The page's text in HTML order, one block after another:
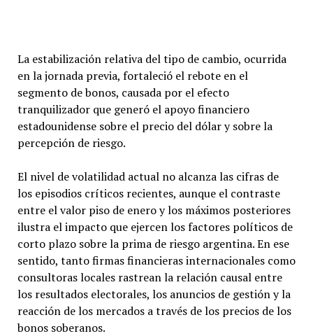
La estabilización relativa del tipo de cambio, ocurrida
en la jornada previa, fortaleció el rebote en el
segmento de bonos, causada por el efecto
tranquilizador que generó el apoyo financiero
estadounidense sobre el precio del dólar y sobre la
percepción de riesgo.
El nivel de volatilidad actual no alcanza las cifras de
los episodios críticos recientes, aunque el contraste
entre el valor piso de enero y los máximos posteriores
ilustra el impacto que ejercen los factores políticos de
corto plazo sobre la prima de riesgo argentina. En ese
sentido, tanto firmas financieras internacionales como
consultoras locales rastrean la relación causal entre
los resultados electorales, los anuncios de gestión y la
reacción de los mercados a través de los precios de los
bonos soberanos.